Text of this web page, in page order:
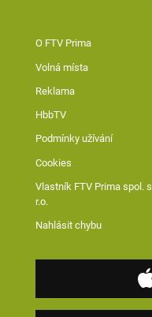
O FTV Prima
Volná místa
Reklama
HbbTV
Podmínky užívání
Cookies
Vlastník FTV Prima spol. s
r.o.
Nahlásit chybu